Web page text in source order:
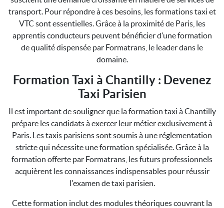
transport. Pour répondre à ces besoins, les formations taxi et
VTC sont essentielles. Grâce à la proximité de Paris, les
apprentis conducteurs peuvent bénéficier d’une formation
de qualité dispensée par Formatrans, le leader dans le
domaine.
Formation Taxi à Chantilly : Devenez
Taxi Parisien
Il est important de souligner que la formation taxi à Chantilly
prépare les candidats à exercer leur métier exclusivement à
Paris. Les taxis parisiens sont soumis à une réglementation
stricte qui nécessite une formation spécialisée. Grâce à la
formation offerte par Formatrans, les futurs professionnels
acquièrent les connaissances indispensables pour réussir
l'examen de taxi parisien.
Cette formation inclut des modules théoriques couvrant la